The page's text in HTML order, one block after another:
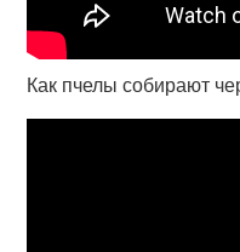
Как пчелы собирают